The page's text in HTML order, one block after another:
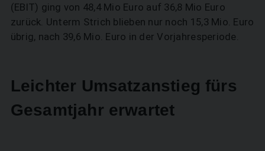
(EBIT) ging von 48,4 Mio Euro auf 36,8 Mio Euro
zurück. Unterm Strich blieben nur noch 15,3 Mio. Euro
übrig, nach 39,6 Mio. Euro in der Vorjahresperiode.
Leichter Umsatzanstieg fürs
Gesamtjahr erwartet